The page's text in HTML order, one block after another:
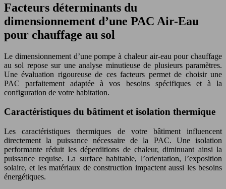
Facteurs déterminants du
dimensionnement d’une PAC Air-Eau
pour chauffage au sol
Le dimensionnement d’une pompe à chaleur air-eau pour chauffage
au sol repose sur une analyse minutieuse de plusieurs paramètres.
Une évaluation rigoureuse de ces facteurs permet de choisir une
PAC parfaitement adaptée à vos besoins spécifiques et à la
configuration de votre habitation.
Caractéristiques du bâtiment et isolation thermique
Les caractéristiques thermiques de votre bâtiment influencent
directement la puissance nécessaire de la PAC. Une isolation
performante réduit les déperditions de chaleur, diminuant ainsi la
puissance requise. La surface habitable, l’orientation, l’exposition
solaire, et les matériaux de construction impactent aussi les besoins
énergétiques.